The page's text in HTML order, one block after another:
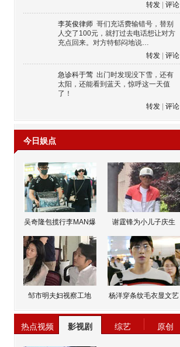
转发
评论
李英俊律师 哥们充话费输错号，替别
人交了100元，就打过去电话想让对方
充点回来。对方特郁闷地说…
转发
评论
急诊科于莺 出门时发现没下雪，还有
太阳，还能看到蓝天，惊呼这一天值
了！
转发
评论
今日娱点
吴奇隆包揽行李MAN爆 谢霆锋为小儿子庆生
邹市明夫妇视察工地 杨洋穿条纹毛衣显文艺
热点视频 影视剧 综艺 原创